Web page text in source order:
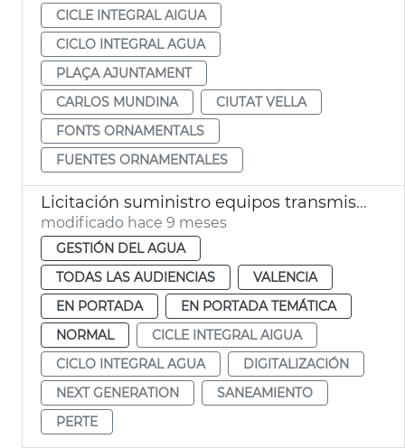
CICLE INTEGRAL AIGUA
CICLO INTEGRAL AGUA
PLAÇA AJUNTAMENT
CARLOS MUNDINA
CIUTAT VELLA
FONTS ORNAMENTALS
FUENTES ORNAMENTALES
Licitación suministro equipos transmisión digitalización ciclo del agua
modificado hace 9 meses
GESTIÓN DEL AGUA
TODAS LAS AUDIENCIAS
VALENCIA
EN PORTADA
EN PORTADA TEMÁTICA
NORMAL
CICLE INTEGRAL AIGUA
CICLO INTEGRAL AGUA
DIGITALIZACIÓN
NEXT GENERATION
SANEAMIENTO
PERTE